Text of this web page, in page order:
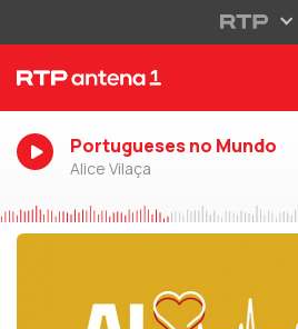
Portugueses no Mundo
Alice Vilaça